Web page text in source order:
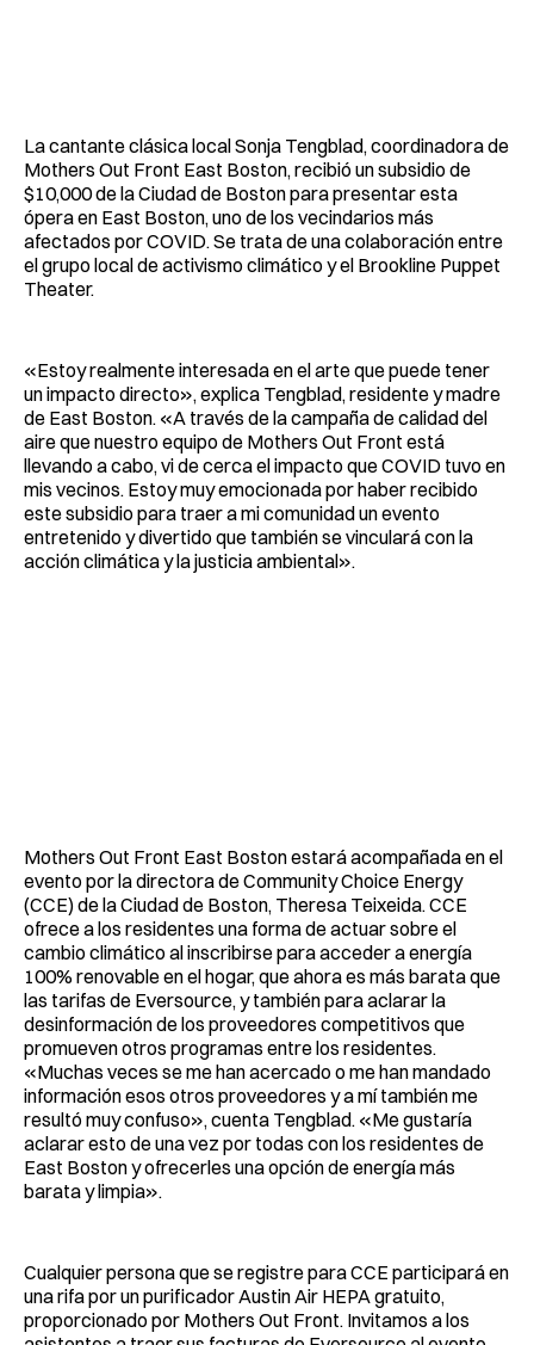
La cantante clásica local Sonja Tengblad, coordinadora de
Mothers Out Front East Boston, recibió un subsidio de
$10,000 de la Ciudad de Boston para presentar esta
ópera en East Boston, uno de los vecindarios más
afectados por COVID. Se trata de una colaboración entre
el grupo local de activismo climático y el Brookline Puppet
Theater.
«Estoy realmente interesada en el arte que puede tener
un impacto directo», explica Tengblad, residente y madre
de East Boston. «A través de la campaña de calidad del
aire que nuestro equipo de Mothers Out Front está
llevando a cabo, vi de cerca el impacto que COVID tuvo en
mis vecinos. Estoy muy emocionada por haber recibido
este subsidio para traer a mi comunidad un evento
entretenido y divertido que también se vinculará con la
acción climática y la justicia ambiental».
Mothers Out Front East Boston estará acompañada en el
evento por la directora de Community Choice Energy
(CCE) de la Ciudad de Boston, Theresa Teixeida. CCE
ofrece a los residentes una forma de actuar sobre el
cambio climático al inscribirse para acceder a energía
100% renovable en el hogar, que ahora es más barata que
las tarifas de Eversource, y también para aclarar la
desinformación de los proveedores competitivos que
promueven otros programas entre los residentes.
«Muchas veces se me han acercado o me han mandado
información esos otros proveedores y a mí también me
resultó muy confuso», cuenta Tengblad. «Me gustaría
aclarar esto de una vez por todas con los residentes de
East Boston y ofrecerles una opción de energía más
barata y limpia».
Cualquier persona que se registre para CCE participará en
una rifa por un purificador Austin Air HEPA gratuito,
proporcionado por Mothers Out Front. Invitamos a los